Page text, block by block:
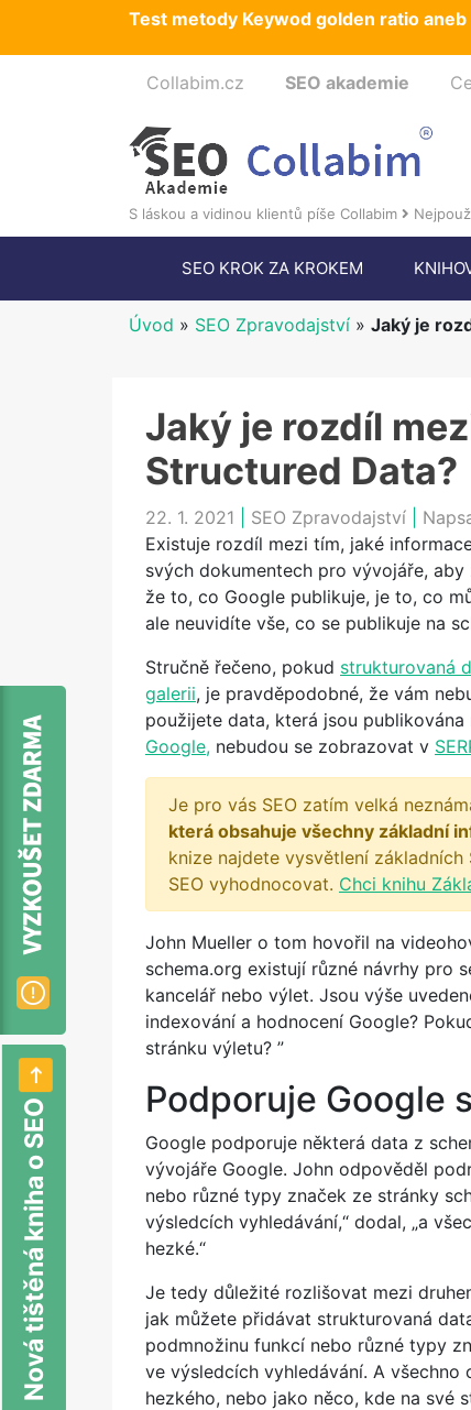
Test metody Keywod golden ratio
Nová tištěná kniha o SEO
Collabim.cz SEO akademie
S láskou a vidinou klientů píše Collabim
SEO KROK ZA KROKEM
Úvod » SEO Zpravodajství » Jaký je
Jaký je rozdíl
Structured Data?
22. 1. 2021 SEO Zpravodajství
Existuje rozdíl mezi tím, jaké
svých dokumentech pro vývojáře,
že to, co Google publikuje, je to, co
ale neuvidíte vše, co se publikuje na
Stručně řečeno, pokud strukturovaná
galerii, je pravděpodobné, že vám
použijete data, která jsou publikována
Google, nebudou se zobrazovat v
Je pro vás SEO zatím velká
která obsahuje všechny základní
knize najdete vysvětlení
SEO vyhodnocovat. Chci knihu
John Mueller o tom hovořil na
schema.org existují různé návrhy pro
kancelář nebo výlet. Jsou výše
indexování a hodnocení Google?
stránku výletu? ”
Podporuje Google
Google podporuje některá data z
vývojáře Google. John odpověděl
nebo různé typy značek ze stránky
výsledcích vyhledávání,“ dodal, „a
hezké.“
Je tedy důležité rozlišovat mezi
jak můžete přidávat strukturovaná
podmnožinu funkcí nebo různé typy
ve výsledcích vyhledávání. A
hezkého, nebo jako něco, kde na své